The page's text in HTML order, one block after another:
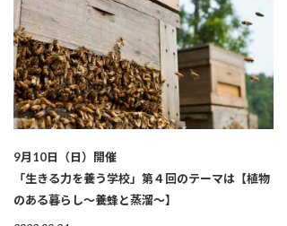
9月10日（日）開催
「生きる力を養う学校」第４回のテーマは【植物
のある暮らし〜養蜂と蒸溜〜】